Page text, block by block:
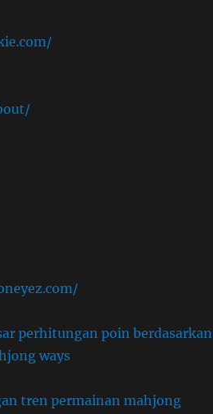
perhitungan poin berdasarkan
ways
tren permainan mahjong